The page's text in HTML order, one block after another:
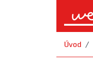
Úvod